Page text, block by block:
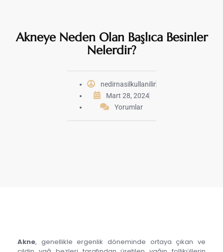
Akneye Neden Olan Başlıca Besinler
Nelerdir?
nedirnasilkullanilir
Mart 28, 2024
Yorumlar
Akne, genellikle ergenlik döneminde ortaya çıkan ve